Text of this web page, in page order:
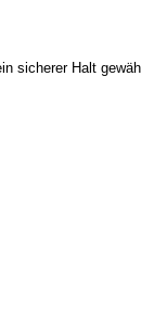
sicherer Halt